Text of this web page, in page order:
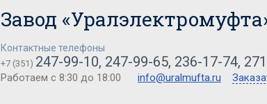
Завод
Контактные телефоны
+7 (351) 247-99-10, 247-99-65, 236-17-74,
Работаем с 8:30 до 18:00 info@uralmufta.ru